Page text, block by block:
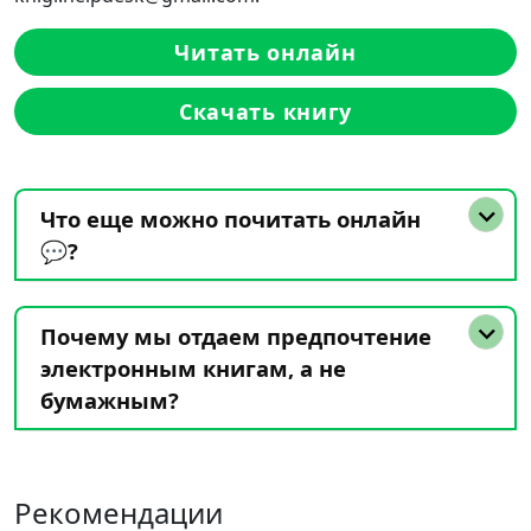
Читать онлайн
Скачать книгу
Что еще можно почитать онлайн
💬?
Почему мы отдаем предпочтение
электронным книгам, а не
бумажным?
Рекомендации